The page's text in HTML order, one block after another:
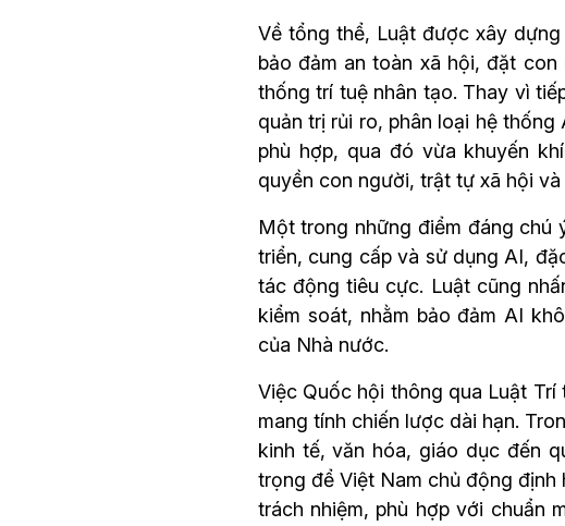
Về tổng thể, Luật được xây
bảo đảm an toàn xã hội, đặt
thống trí tuệ nhân tạo. Thay vì
quản trị rủi ro, phân loại hệ
phù hợp, qua đó vừa khuyến
quyền con người, trật tự xã hội và
Một trong những điểm đáng chú
triển, cung cấp và sử dụng AI,
tác động tiêu cực. Luật cũng
kiểm soát, nhằm bảo đảm AI
của Nhà nước.
Việc Quốc hội thông qua Luật
mang tính chiến lược dài hạn.
kinh tế, văn hóa, giáo dục đến
trọng để Việt Nam chủ động
trách nhiệm, phù hợp với chuẩn